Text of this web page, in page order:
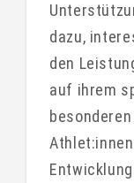
dazu,
den
auf ihrem